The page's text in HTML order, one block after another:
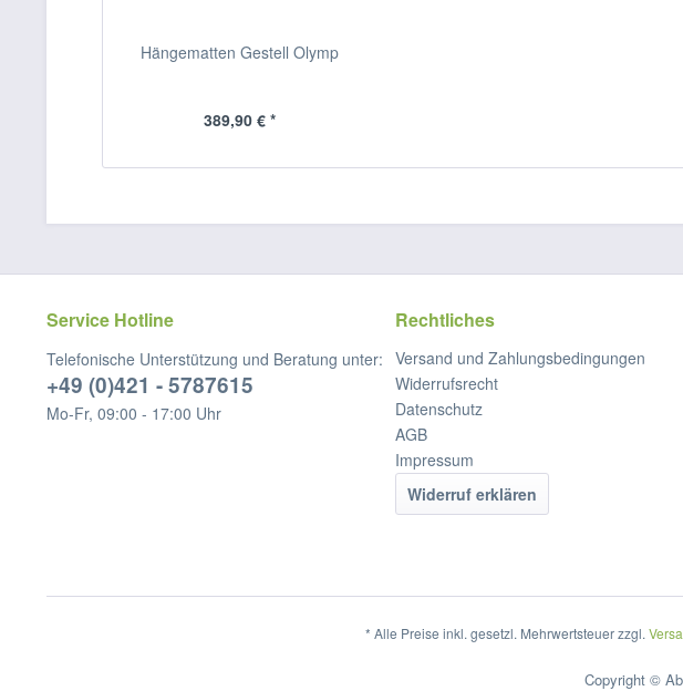
Hängematten Gestell Olymp
389,90 € *
Service Hotline
Telefonische Unterstützung und Beratung unter:
+49 (0)421 - 5787615
Mo-Fr, 09:00 - 17:00 Uhr
Rechtliches
Versand und Zahlungsbedingungen
Widerrufsrecht
Datenschutz
AGB
Impressum
Widerruf erklären
* Alle Preise inkl. gesetzl. Mehrwertsteuer zzgl.
Copyright ©